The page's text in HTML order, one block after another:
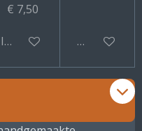
€ 7,50
In winkelwagenBekijk